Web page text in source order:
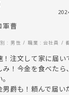
軍曹
: 男性 職業 : 会社員
注文して家に届い
み！今金を食べたら
男爵も！頼んで届い